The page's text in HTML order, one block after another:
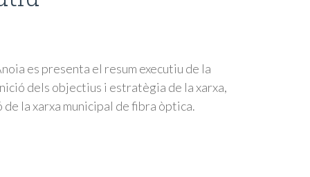
es presenta el resum executiu de la
dels objectius i estratègia de la xarxa,
la xarxa municipal de fibra òptica.